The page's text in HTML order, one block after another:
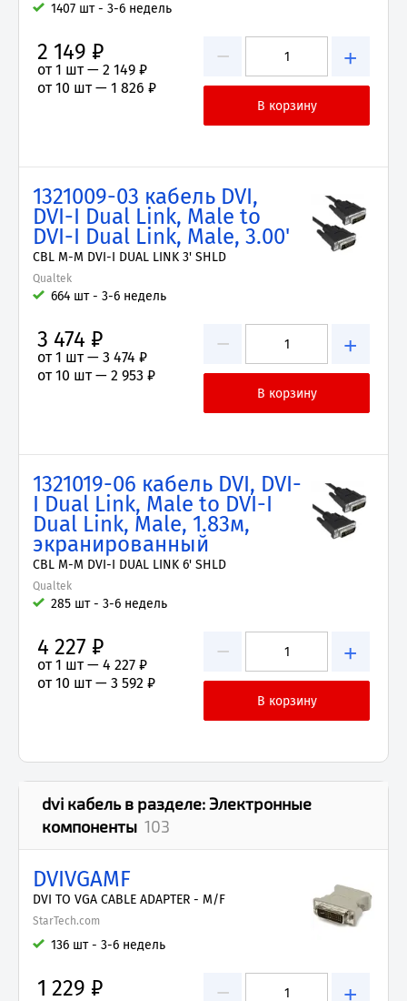
1407 шт - 3-6 недель
− +
2 149 ₽
от 1 шт — 2 149 ₽
от 10 шт — 1 826 ₽
1321009-03 кабель DVI,
DVI-I Dual Link, Male to
DVI-I Dual Link, Male, 3.00'
CBL M-M DVI-I DUAL LINK 3' SHLD
Qualtek
664 шт - 3-6 недель
− +
3 474 ₽
от 1 шт — 3 474 ₽
от 10 шт — 2 953 ₽
1321019-06 кабель DVI, DVI-
I Dual Link, Male to DVI-I
Dual Link, Male, 1.83м,
экранированный
CBL M-M DVI-I DUAL LINK 6' SHLD
Qualtek
285 шт - 3-6 недель
− +
4 227 ₽
от 1 шт — 4 227 ₽
от 10 шт — 3 592 ₽
dvi кабельв разделе:Электронные
компоненты 103
DVIVGAMF
DVI TO VGA CABLE ADAPTER - M/F
StarTech.com
136 шт - 3-6 недель
− +
1 229 ₽